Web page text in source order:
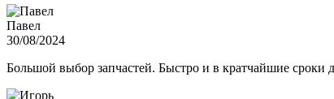
Павел
30/08/2024
Большой выбор запчастей. Быстро и в кратчайшие сроки